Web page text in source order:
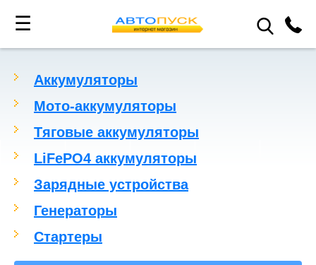
☰
Аккумуляторы
Мото-аккумуляторы
Тяговые аккумуляторы
LiFePO4 аккумуляторы
Зарядные устройства
Генераторы
Стартеры